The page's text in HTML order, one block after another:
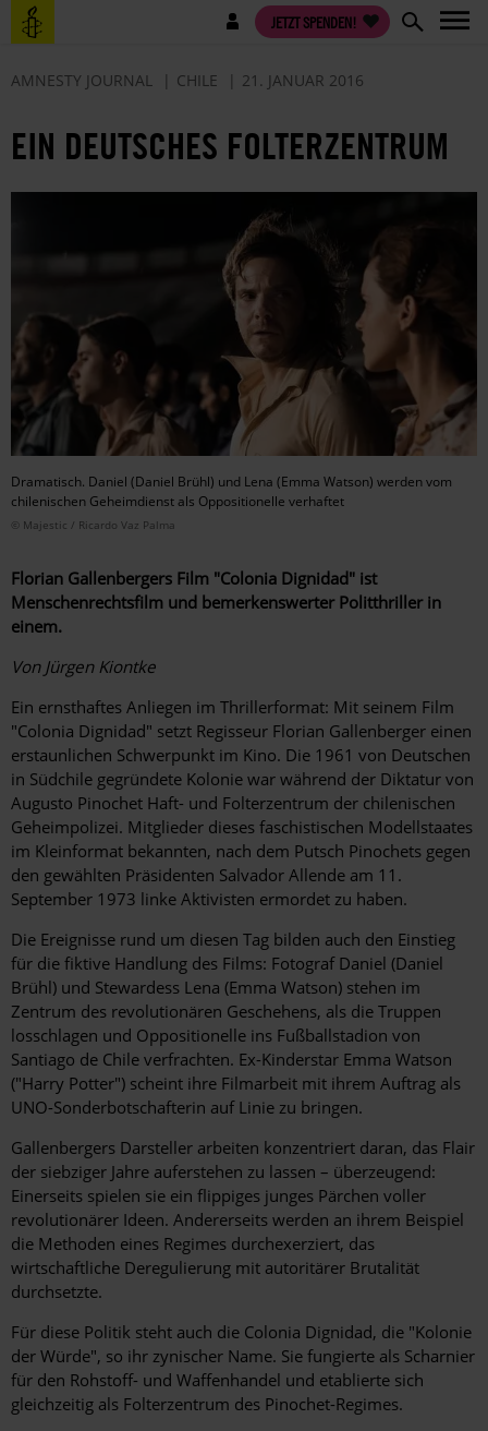
Direkt
zum
Benutzermenü JETZT SPENDEN!
AMNESTY JOURNAL CHILE 21. JANUAR 2016
EIN DEUTSCHES FOLTERZENTRUM
Dramatisch. Daniel (Daniel Brühl) und Lena (Emma Watson) werden vom
chilenischen Geheimdienst als Oppositionelle verhaftet
© Majestic / Ricardo Vaz Palma
Florian Gallenbergers Film "Colonia Dignidad" ist
Menschenrechtsfilm und bemerkenswerter Politthriller in
einem.
Von Jürgen Kiontke
Ein ernsthaftes Anliegen im Thrillerformat: Mit seinem Film
"Colonia Dignidad" setzt Regisseur Florian Gallenberger einen
erstaunlichen Schwerpunkt im Kino. Die 1961 von Deutschen
in Südchile gegründete Kolonie war während der Diktatur von
Augusto Pinochet Haft- und Folterzentrum der chilenischen
Geheimpolizei. Mitglieder dieses ­faschistischen Modellstaates
im Kleinformat bekannten, nach dem Putsch Pinochets gegen
den gewählten Präsidenten Salvador Allende am 11.
September 1973 linke Aktivisten ermordet zu haben.
Die Ereignisse rund um diesen Tag bilden auch den Einstieg
für die fiktive Handlung des Films: Fotograf Daniel (Daniel
Brühl) und Stewardess Lena (Emma Watson) stehen im
Zentrum des revolutionären Geschehens, als die Truppen
losschlagen und Oppositionelle ins Fußballstadion von
Santiago de Chile verfrachten. Ex-Kinderstar Emma Watson
("Harry Potter") scheint ihre Filmarbeit mit ihrem Auftrag als
UNO-Sonderbotschafterin auf Linie zu bringen.
Gallenbergers Darsteller arbeiten konzentriert daran, das Flair
der siebziger Jahre auferstehen zu lassen – überzeugend:
Einerseits spielen sie ein flippiges junges Pärchen voller
revolutionärer Ideen. Andererseits werden an ihrem Beispiel
die Methoden eines Regimes durchexerziert, das
wirtschaftliche Deregulierung mit autoritärer Brutalität
durchsetzte.
Für diese Politik steht auch die Colonia Dignidad, die "Kolonie
der Würde", so ihr zynischer Name. Sie fungierte als Scharnier
für den Rohstoff- und Waffenhandel und etablierte sich
gleichzeitig als Folterzentrum des Pinochet-Regimes.